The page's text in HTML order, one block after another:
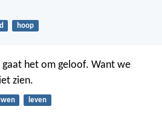
hoop
gaat het om geloof. Want we
zien.
leven